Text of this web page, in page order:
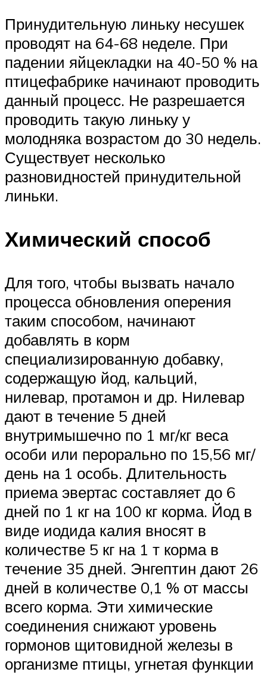
Принудительную линьку несушек
проводят на 64-68 неделе. При
падении яйцекладки на 40-50 % на
птицефабрике начинают проводить
данный процесс. Не разрешается
проводить такую линьку у
молодняка возрастом до 30 недель.
Существует несколько
разновидностей принудительной
линьки.
Химический способ
Для того, чтобы вызвать начало
процесса обновления оперения
таким способом, начинают
добавлять в корм
специализированную добавку,
содержащую йод, кальций,
нилевар, протамон и др. Нилевар
дают в течение 5 дней
внутримышечно по 1 мг/кг веса
особи или перорально по 15,56 мг/
день на 1 особь. Длительность
приема эвертас составляет до 6
дней по 1 кг на 100 кг корма. Йод в
виде иодида калия вносят в
количестве 5 кг на 1 т корма в
течение 35 дней. Энгептин дают 26
дней в количестве 0,1 % от массы
всего корма. Эти химические
соединения снижают уровень
гормонов щитовидной железы в
организме птицы, угнетая функции